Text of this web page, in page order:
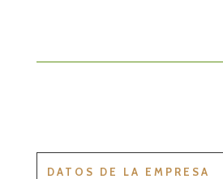
DATOS DE LA EMPRESA